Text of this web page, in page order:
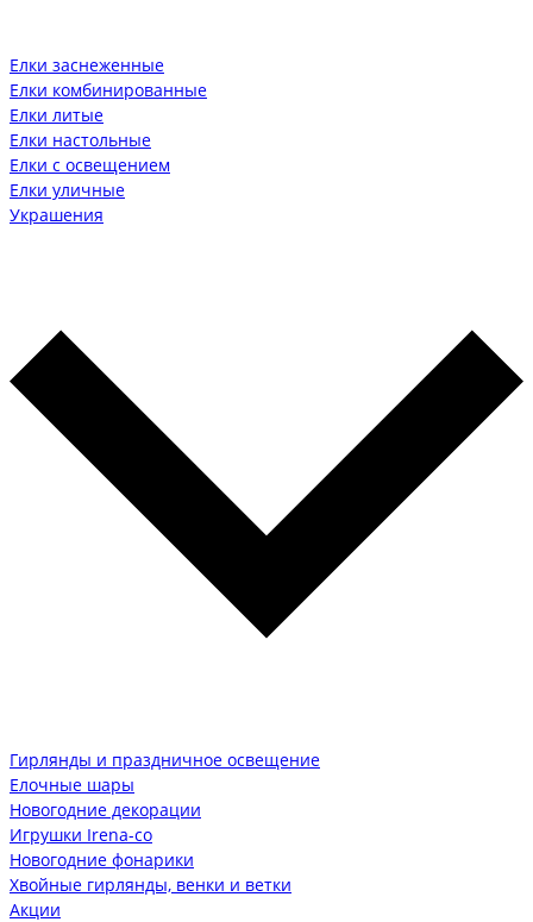
Елки заснеженные
Елки комбинированные
Елки литые
Елки настольные
Елки с освещением
Елки уличные
Украшения
Гирлянды и праздничное освещение
Елочные шары
Новогодние декорации
Игрушки Irena-co
Новогодние фонарики
Хвойные гирлянды, венки и ветки
Акции